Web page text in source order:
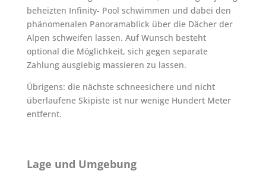
beheizten Infinity- Pool schwimmen und dabei den
phänomenalen Panoramablick über die Dächer der
Alpen schweifen lassen. Auf Wunsch besteht
optional die Möglichkeit, sich gegen separate
Zahlung ausgiebig massieren zu lassen.
Übrigens: die nächste schneesichere und nicht
überlaufene Skipiste ist nur wenige Hundert Meter
entfernt.
Lage und Umgebung